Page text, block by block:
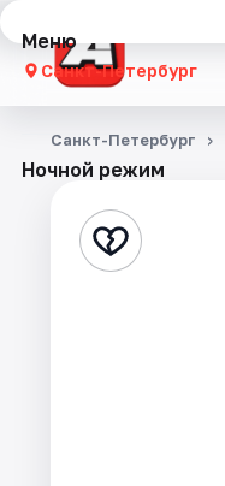
Меню
Санкт-Петербург
Концерты
Стендап
Ночной режим
Санкт-Петербург